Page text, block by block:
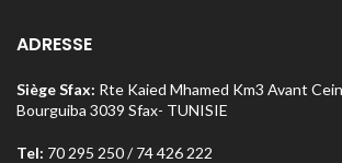
ADRESSE
Siège Sfax: Rte Kaied Mhamed Km3 Avant
Bourguiba 3039 Sfax- TUNISIE
Tel: 70 295 250 / 74 426 222